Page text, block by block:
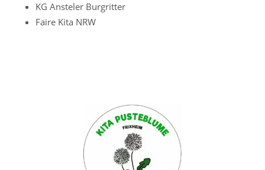
KG Ansteler Burgritter
Faire Kita NRW